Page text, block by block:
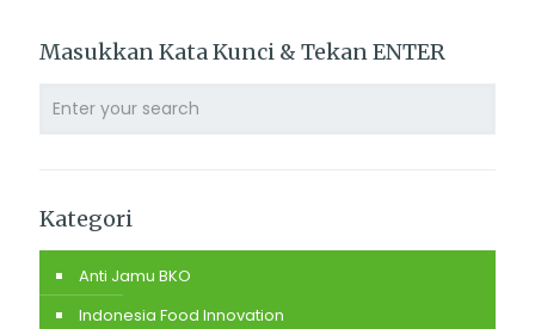
Masukkan Kata Kunci & Tekan ENTER
Kategori
Anti Jamu BKO
Indonesia Food Innovation